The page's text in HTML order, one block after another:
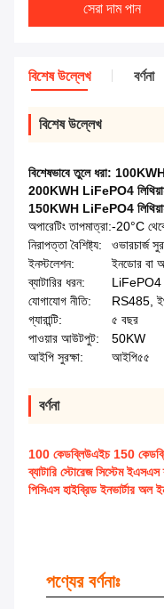
সেরা দাম পান
বিশেষ উল্লেখ বর্ণনা
বিশেষ উল্লেখ
বিশেষভাবে তুলে ধরা: 100KWH
200KWH LiFePO4 লিথিয়াম
150KWH LiFePO4 লিথিয়াম
অপারেটিং তাপমাত্রা:-20°C
নিরাপত্তা বৈশিষ্ট্য:
ওভারচার্জ
ইনস্টলেশন:
ইনডোর বা
ব্যাটারির ধরন:
LiFePO4
যোগাযোগ নীতি:
RS485,
গ্যারান্টি:
৫ বছর
পাওয়ার আউটপুট:
50KW
আইপি সুরক্ষা:
আইপি৫৫
বর্ণনা
100 কেডব্লিউএইচ 150
ব্যাটারি স্টোরেজ সিস্টেম
পিসিএস হাইব্রিড ইনভার্টার অল
পণ্যের বর্ণনাঃ